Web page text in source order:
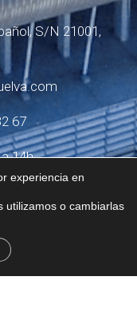
S/N 21001,
67
14h
experiencia en
utilizamos o cambiarlas